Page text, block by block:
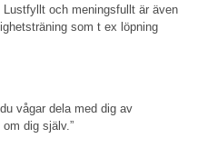
och meningsfullt är även
som t ex löpning
vågar dela med dig av
dig själv.”